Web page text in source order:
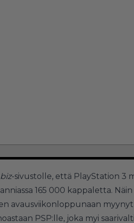
-sivustolle, että PlayStation 3
165 000 kappaletta. Näin
avausviikonloppunaan myynyt
PSP:lle, joka myi